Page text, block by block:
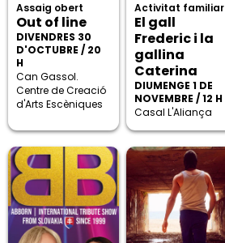
Assaig obert
Out of line
DIVENDRES 30
D'OCTUBRE / 20
H
Can Gassol.
Centre de Creació
d'Arts Escèniques
Activitat familiar
El gall
Frederic i la
gallina
Caterina
DIUMENGE 1 DE
NOVEMBRE / 12 H
Casal L'Aliança